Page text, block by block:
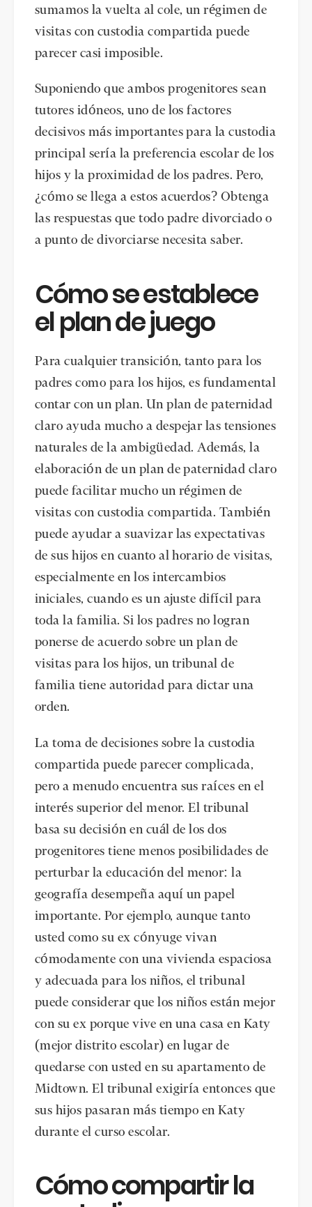
sumamos la vuelta al cole, un régimen de
visitas con custodia compartida puede
parecer casi imposible.
Suponiendo que ambos progenitores sean
tutores idóneos, uno de los factores
decisivos más importantes para la custodia
principal sería la preferencia escolar de los
hijos y la proximidad de los padres. Pero,
¿cómo se llega a estos acuerdos? Obtenga
las respuestas que todo padre divorciado o
a punto de divorciarse necesita saber.
Cómo se establece
el plan de juego
Para cualquier transición, tanto para los
padres como para los hijos, es fundamental
contar con un plan. Un plan de paternidad
claro ayuda mucho a despejar las tensiones
naturales de la ambigüedad. Además, la
elaboración de un plan de paternidad claro
puede facilitar mucho un régimen de
visitas con custodia compartida. También
puede ayudar a suavizar las expectativas
de sus hijos en cuanto al horario de visitas,
especialmente en los intercambios
iniciales, cuando es un ajuste difícil para
toda la familia. Si los padres no logran
ponerse de acuerdo sobre un plan de
visitas para los hijos, un tribunal de
familia tiene autoridad para dictar una
orden.
La toma de decisiones sobre la custodia
compartida puede parecer complicada,
pero a menudo encuentra sus raíces en el
interés superior del menor. El tribunal
basa su decisión en cuál de los dos
progenitores tiene menos posibilidades de
perturbar la educación del menor: la
geografía desempeña aquí un papel
importante. Por ejemplo, aunque tanto
usted como su ex cónyuge vivan
cómodamente con una vivienda espaciosa
y adecuada para los niños, el tribunal
puede considerar que los niños están mejor
con su ex porque vive en una casa en Katy
(mejor distrito escolar) en lugar de
quedarse con usted en su apartamento de
Midtown. El tribunal exigiría entonces que
sus hijos pasaran más tiempo en Katy
durante el curso escolar.
Cómo compartir la